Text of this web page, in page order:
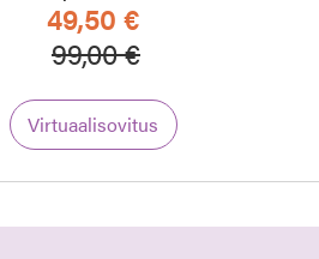
49,50 €
Hinta alennettu
99,00 €Alennettu hinta
Virtuaalisovitus